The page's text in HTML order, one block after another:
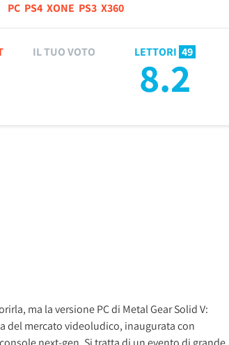
PC PS4 XONE PS3 X360
LETTORI 49
8.2
IL TUO VOTO
ma la versione PC di Metal Gear Solid V:
del mercato videoludico, inaugurata con